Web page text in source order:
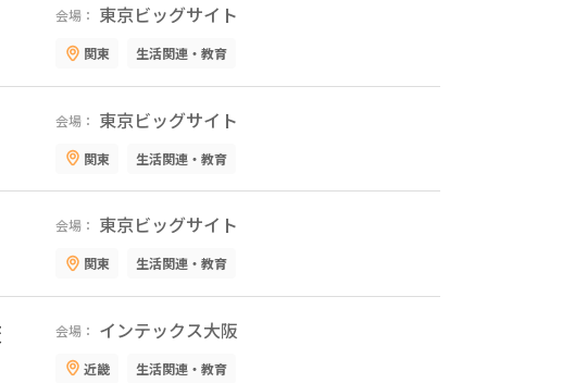
会場： 東京ビッグサイト
関東 生活関連・教育
会場： 東京ビッグサイト
関東 生活関連・教育
会場： 東京ビッグサイト
関東 生活関連・教育
会場： インテックス大阪
近畿 生活関連・教育